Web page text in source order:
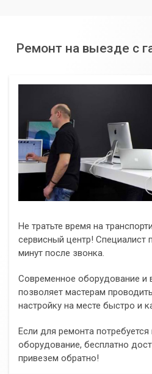
Ремонт на выезде с
Не тратьте время на
сервисный центр! Специалист
минут после звонка.
Современное оборудование и
позволяет мастерам
настройку на месте быстро и
Если для ремонта
оборудование, бесплатно
привезем обратно!